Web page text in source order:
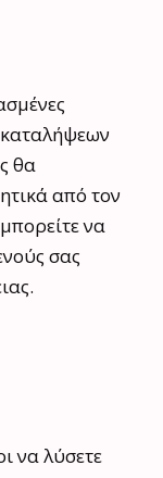
θα
από τον
να
σας
να λύσετε